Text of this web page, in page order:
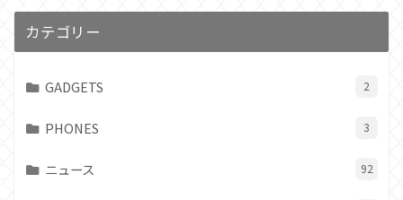
カテゴリー
GADGETS 2
PHONES 3
ニュース 92